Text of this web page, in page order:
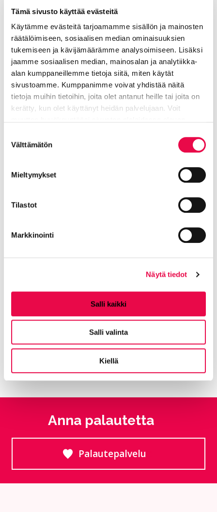
Tämä sivusto käyttää evästeitä
Käytämme evästeitä tarjoamamme sisällön ja mainosten
räätälöimiseen, sosiaalisen median ominaisuuksien
tukemiseen ja kävijämäärämme analysoimiseen. Lisäksi
jaamme sosiaalisen median, mainosalan ja analytiikka-
alan kumppaneillemme tietoja siitä, miten käytät
sivustoamme. Kumppanimme voivat yhdistää näitä
tietoja muihin tietoihin, joita olet antanut heille tai joita on
kerätty, kun olet käyttänyt heidän palvelujaan. Voit
valinta
Välttämätön
Mieltymykset
Tilastot
Markkinointi
Näytä tiedot
Salli kaikki
Salli valinta
Kiellä
040 330 4456
mary.keo@riihimaki.fi
Ervasti Outi
Opetuspäällikkö
outi.ervasti@riihimaki.fi
Opetuspalveluiden hallinto
Jaa: Jaa Facebookissa
Jaa LinkedInissä
Jaa X:ssäJaa WhasAppissa
Kategorioiden arkisto:Tiedotteet
Perusopetus ,Koulut
Kaikki artikkelit:Ajankohtaista
Anna palautetta
Palautepalvelu
Siirtyy ulkoiselle